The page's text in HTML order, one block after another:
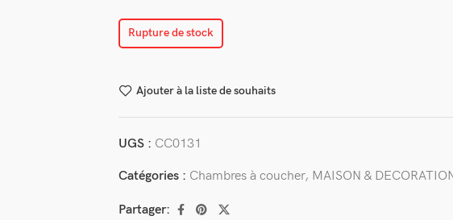
Rupture de stock
Ajouter à la liste de souhaits
UGS : CC0131
Catégories : Chambres à coucher, MAISON &
Partager: